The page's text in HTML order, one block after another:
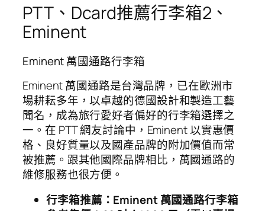
PTT、Dcard推薦行李箱2、
Eminent
Eminent 萬國通路行李箱
Eminent 萬國通路是台灣品牌，已在歐洲市
場耕耘多年，以卓越的德國設計和製造工藝
聞名，成為旅行愛好者偏好的行李箱選擇之
一。在 PTT 網友討論中，Eminent 以實惠價
格、良好質量以及國產品牌的附加價值而常
被推薦。跟其他國際品牌相比，萬國通路的
維修服務也很方便。
行李箱推薦：Eminent 萬國通路行李箱